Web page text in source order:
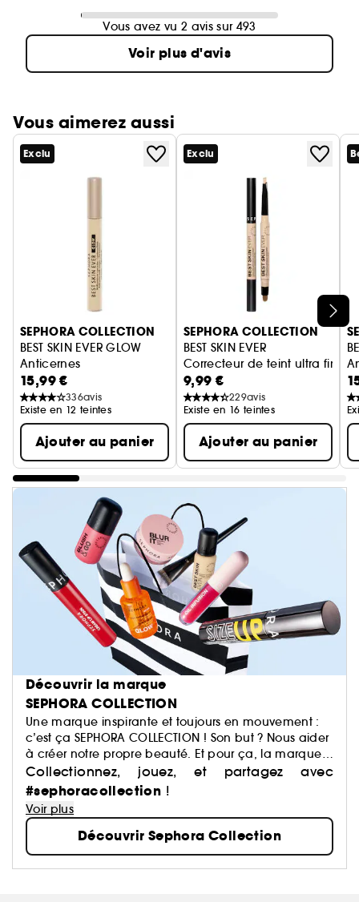
Vous avez vu 2 avis sur 493
Voir plus d'avis
Vous aimerez aussi
Ignorer le carrousel produits
Exclu
SEPHORA COLLECTION
BEST SKIN EVER GLOW
Anticernes
Anticernes fini naturel frais et lumineux
15,99 €
336avis
Existe en 12 teintes
Ajouter au panier
Exclu
SEPHORA COLLECTION
BEST SKIN EVER
Correcteur de teint ultra fin
9,99 €
229avis
Existe en 16 teintes
Ajouter au panier
Découvrir la marque
SEPHORA COLLECTION
Une marque inspirante et toujours en mouvement :
c’est ça SEPHORA COLLECTION ! Son but ? Nous aider
à créer notre propre beauté. Et pour ça, la marque
a justement imaginé des centaines de produits : du
maquillage aux soins, du capillaire au parfum, du
bain aux compléments alimentaires,… Avec pour
mission de démocratiser une beauté performante.
Collectionnez, jouez, et partagez avec
#sephoracollection !
Voir plus
Découvrir Sephora Collection